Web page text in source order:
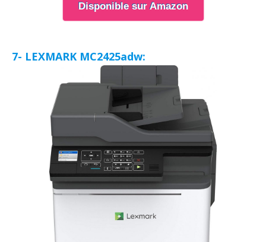
Disponible sur Amazon
7- LEXMARK MC2425adw: